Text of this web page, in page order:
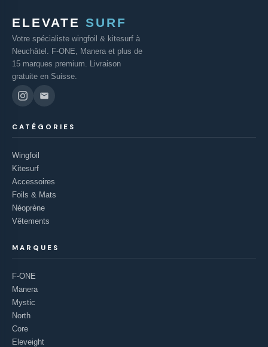
ELEVATE SURF
Votre spécialiste wingfoil & kitesurf à
Neuchâtel. F-ONE, Manera et plus de
15 marques premium. Livraison
gratuite en Suisse.
CATÉGORIES
Wingfoil
Kitesurf
Accessoires
Foils & Mats
Néoprène
Vêtements
MARQUES
F-ONE
Manera
Mystic
North
Core
Eleveight